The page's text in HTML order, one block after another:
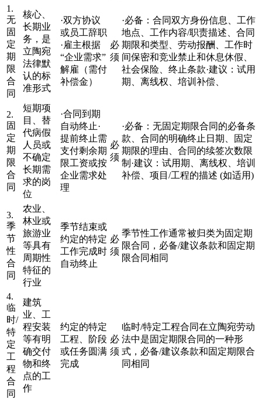
1.
无
固
定
期
限
合
同
核心、
长期业
务，是
立陶宛
法律默
认的标
准形式
·双方协议
或员工辞职
·雇主根据
“企业需求”
解雇（需付
补偿金）
必
须
·必备：合同双方身份信息、工作
地点、工作内容/职责描述、合同
期限和类型、劳动报酬、工作时
间保密和竞业禁止和休息休假、
社会保险、终止条款·建议：试用
期、离线权、培训补偿、
2.
固
定
期
限
合
同
短期项
目、替
代病假
人员或
不确定
长期需
求的岗
位
·合同到期
自动终止·
提前终止需
支付剩余期
限工资或按
企业需求处
理
必
须
·必备：无固定期限合同的必备条
款、合同的明确终止日期、固定
期限的理由、合同的续签次数限
制·建议：试用期、离线权、培训
补偿、项目/工程的描述 (如适用)
3.
季
节
性
合
同
农业、
林业或
旅游业
等具有
周期性
特征的
行业
季节结束或
约定的特定
工作完成时
自动终止
必
须
季节性工作通常被归类为固定期
限合同，必备/建议条款和固定期
限合同相同
4.
临
时/
特
定
工
程
合
同
建筑
业、工
程安装
等有明
确交付
物和终
点的工
作
约定的特定
工程、阶段
或任务圆满
完成
必
须
临时/特定工程合同在立陶宛劳动
法中是固定期限合同的一种形
式，必备/建议条款和固定期限合
同相同